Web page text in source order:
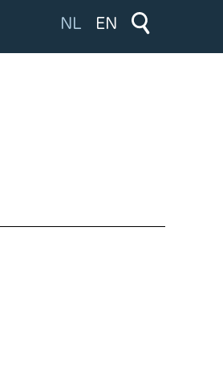
Selecteer de taal
NL EN